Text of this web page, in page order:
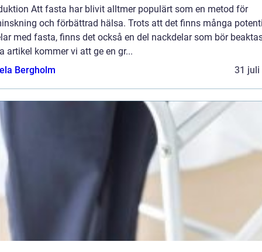
Att fasta har blivit alltmer populärt som en metod för
och förbättrad hälsa. Trots att det finns många
med fasta, finns det också en del nackdelar som bör
artikel kommer vi att ge en gr...
Bergholm
31 juli